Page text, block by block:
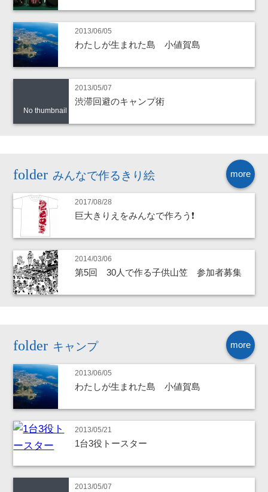
2013/06/05
わたしが生まれた島 小値賀島
No thumbnail
2013/05/07
渋滞回避のキャンプ術
more
みんなで作るきり絵
2017/08/28
巨大きりえをみんなで作ろう❗
2014/03/06
第5回 30人で作る子供山笠 参加者募集
more
キャンプ
2013/06/05
わたしが生まれた島 小値賀島
2013/05/21
1台3役トースター
2013/05/07